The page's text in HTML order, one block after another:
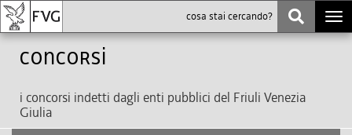
Concorsi
i concorsi indetti dagli enti pubblici del Friuli Venezia
Giulia